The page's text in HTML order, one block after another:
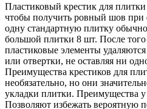
Пластиковый крестик для плитки
чтобы получить ровный шов при
одну стандартную плитку
большой плитки 8 шт. После того
пластиковые элементы
или отвертки, не оставляя ни
Преимущества крестиков для
необязательно, но они
укладки плитки. Преимущества
Позволяют избежать вероятную